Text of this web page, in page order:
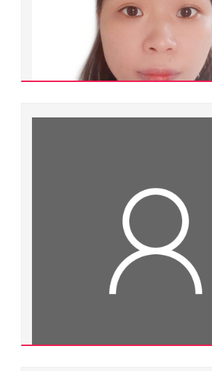
Chuyên ngành đào tạo:
Dược học
Đơn vị quản lý:
Trường Đại học Y dược
Nguyễn Thị Như Ngọc
Thạc sĩ
Ngành đào tạo:
Kiểm nghiệm thuốc - độc chất
Đơn vị quản lý: